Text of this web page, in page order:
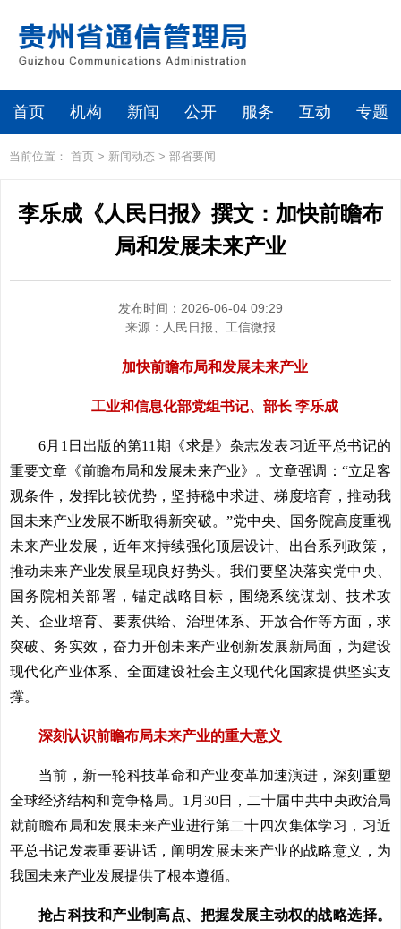
首页 机构 新闻 公开 服务 互动 专题
当前位置： 首页 > 新闻动态 > 部省要闻
李乐成《人民日报》撰文：加快前瞻布
局和发展未来产业
发布时间：2026-06-04 09:29
来源： 人民日报、工信微报
加快前瞻布局和发展未来产业
工业和信息化部党组书记、部长 李乐成
6月1日出版的第11期《求是》杂志发表习近平总书记的
重要文章《前瞻布局和发展未来产业》。文章强调：“立足客
观条件，发挥比较优势，坚持稳中求进、梯度培育，推动我
国未来产业发展不断取得新突破。”党中央、国务院高度重视
未来产业发展，近年来持续强化顶层设计、出台系列政策，
推动未来产业发展呈现良好势头。我们要坚决落实党中央、
国务院相关部署，锚定战略目标，围绕系统谋划、技术攻
关、企业培育、要素供给、治理体系、开放合作等方面，求
突破、务实效，奋力开创未来产业创新发展新局面，为建设
现代化产业体系、全面建设社会主义现代化国家提供坚实支
撑。
深刻认识前瞻布局未来产业的重大意义
当前，新一轮科技革命和产业变革加速演进，深刻重塑
全球经济结构和竞争格局。1月30日，二十届中共中央政治局
就前瞻布局和发展未来产业进行第二十四次集体学习，习近
平总书记发表重要讲话，阐明发展未来产业的战略意义，为
我国未来产业发展提供了根本遵循。
抢占科技和产业制高点、把握发展主动权的战略选择。